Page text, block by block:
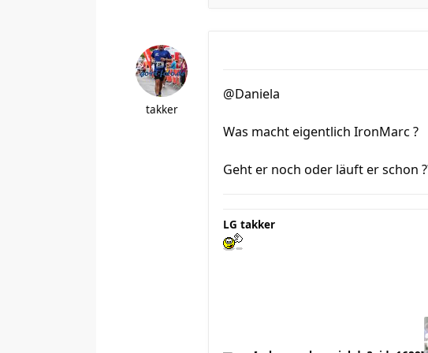
takker
@Daniela
Was macht eigentlich IronMarc ?
Geht er noch oder läuft er schon
LG takker